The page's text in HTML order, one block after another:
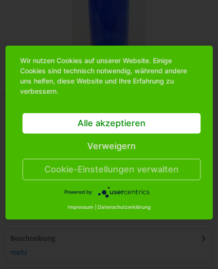
Bittemelden Sie sich an, um mehr Informationen über das
Produkt zu erhalten.
Merken
Artikel-Nr.:
92
24
250255 414183
Beschreibung
mehr
Wir nutzen Cookies auf unserer Website. Einige
Cookies sind technisch notwendig, während andere
uns helfen, diese Website und Ihre Erfahrung zu
verbessern.
Alle akzeptieren
Verweigern
Cookie-Einstellungen verwalten
Powered by
Impressum Datenschutzerklärung